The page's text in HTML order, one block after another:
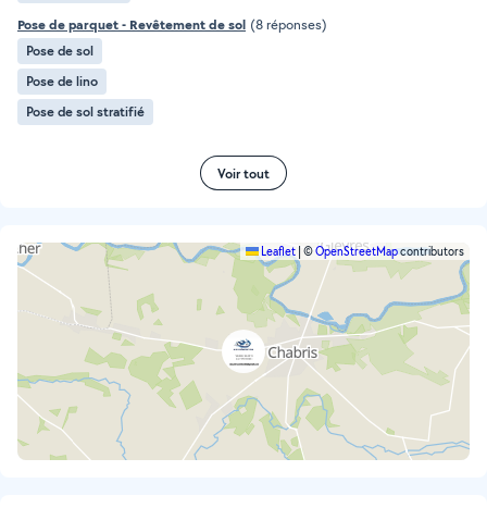
Pose de parquet - Revêtement de sol (8 réponses)
Pose de sol
Pose de lino
Pose de sol stratifié
Voir tout
Leaflet ©OpenStreetMapcontributors